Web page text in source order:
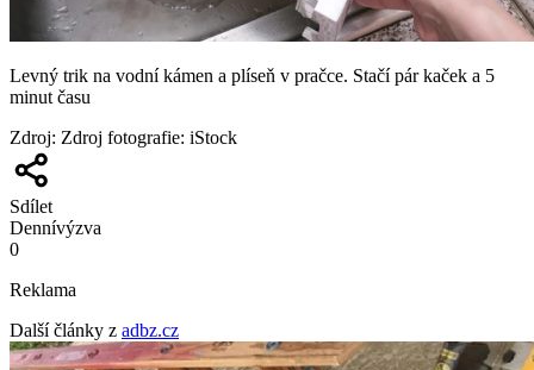
Levný trik na vodní kámen a plíseň v pračce. Stačí pár kaček a 5
minut času
Zdroj: Zdroj fotografie: iStock
Sdílet
Dennívýzva
0
Reklama
Další články z adbz.cz